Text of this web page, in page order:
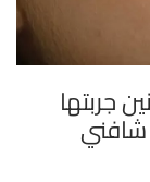
جربتها